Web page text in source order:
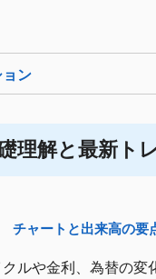
ョン
理解と最新ト
チャートと出来高の要
ルや金利、為替の変